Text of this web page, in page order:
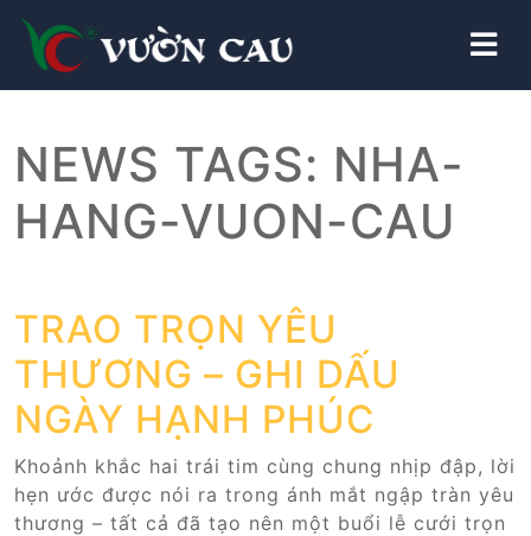
NEWS TAGS: NHA-
HANG-VUON-CAU
TRAO TRỌN YÊU
THƯƠNG – GHI DẤU
NGÀY HẠNH PHÚC
Khoảnh khắc hai trái tim cùng chung nhịp đập, lời
hẹn ước được nói ra trong ánh mắt ngập tràn yêu
thương – tất cả đã tạo nên một buổi lễ cưới trọn